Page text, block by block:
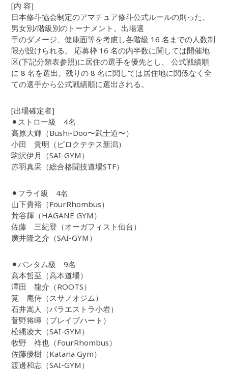
[内 容]
日本修斗協会制定のアマチュア修斗公式ルールの則った、
男女別/階級別のトーナメント。出場選
手のダメージ、健康面等を考慮し各階級 16 名までの人数制
限が設けられる。 応募枠 16 名の内半数に関しては開催地
区(下記分類表参照)に居住の選手を優先とし、 公式戦績順
に 8 名を選出。残りの 8 名に関しては居住地に関係なく全
ての選手から公式戦績順に選出される。
[出場確定者]
⚫︎ストロー級 4名
高原大輝（Bushi-Doo〜武士道〜）
小田 貴明（ピロクテテス新潟）
駒沢伊月（SAI-GYM）
赤羽真采（総合格闘技道場STF）
⚫︎フライ級 4名
山下貴裕（FourRhombus）
荒谷輝（HAGANE GYM）
佐藤 三紀登（オーガフィスト仙台）
廣井隆之介（SAI-GYM）
⚫︎バンタム級 9名
高本哲至（高本道場）
澤田 龍介（ROOTS）
筧 庵侍（スサノオジム）
石井嵩人（パラエストラ小岩）
菅野将暉（ブレイブハート）
松縄凌大（SAI-GYM）
牧野 祥也（FourRhombus）
佐藤優樹（Katana Gym）
渡邊和志（SAI-GYM）